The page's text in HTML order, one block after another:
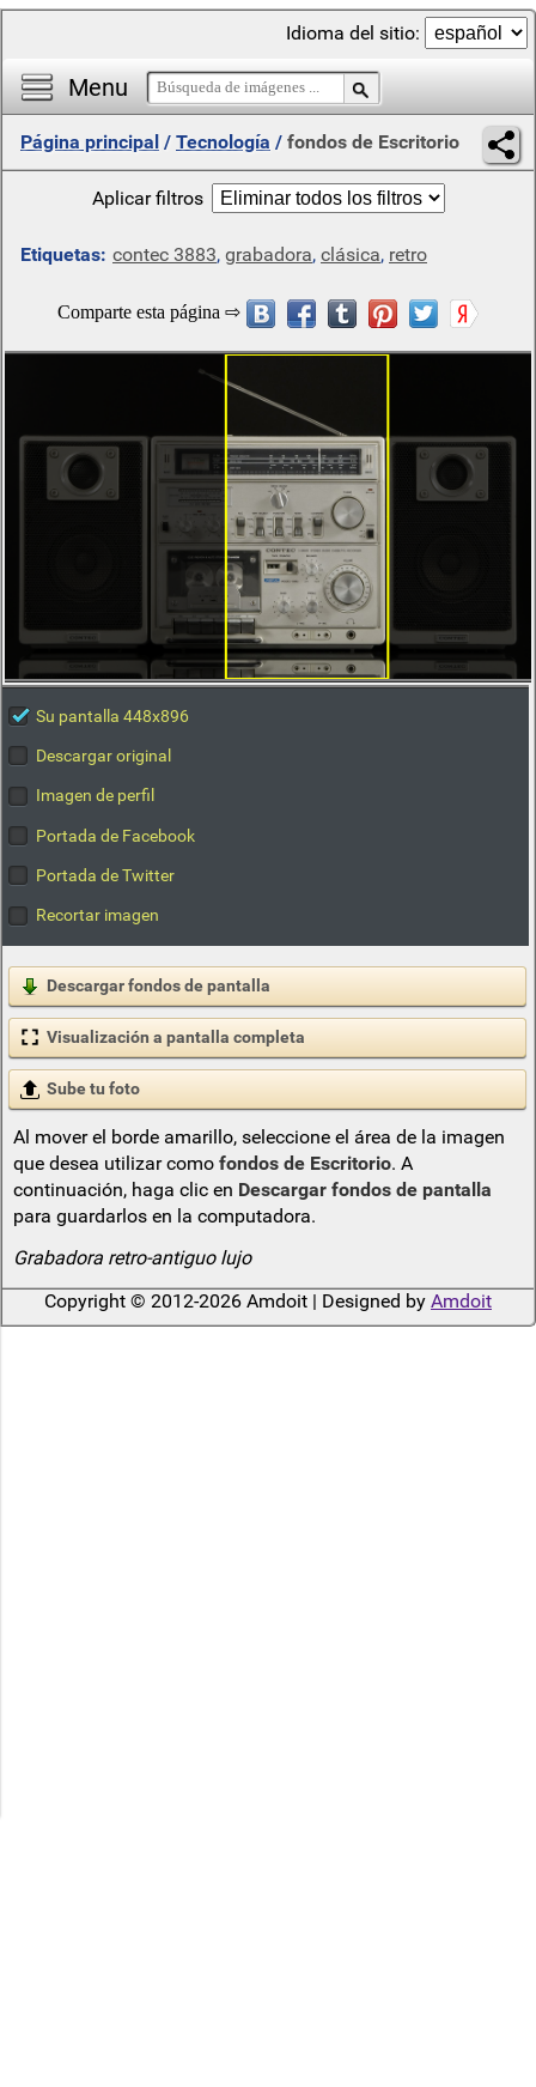
Menu
Idioma del sitio:
Página principal / Tecnología / fondos de Escritorio
Aplicar filtros
Etiquetas: contec 3883, grabadora, clásica, retro
Su pantalla 448x896
Descargar original
Imagen de perfil
Portada de Facebook
Portada de Twitter
Recortar imagen
Descargar fondos de pantalla
Visualización a pantalla completa
Sube tu foto
Al mover el borde amarillo, seleccione el área de la imagen
que desea utilizar como fondos de Escritorio. A
continuación, haga clic en Descargar fondos de pantalla
para guardarlos en la computadora.
Grabadora retro-antiguo lujo
Copyright © 2012-2026 Amdoit | Designed by Amdoit